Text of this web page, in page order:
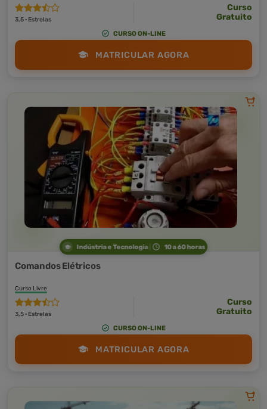
3,5 · Estrelas
Curso
Gratuito
CURSO ON-LINE
MATRICULAR AGORA
Indústria e Tecnologia 10 a 60 horas
Comandos Elétricos
Curso Livre
3,5 · Estrelas
Curso
Gratuito
CURSO ON-LINE
MATRICULAR AGORA